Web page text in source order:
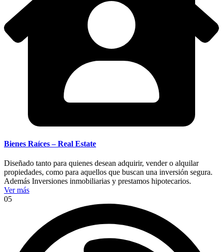
Bienes Raíces – Real Estate
Diseñado tanto para quienes desean adquirir, vender o alquilar
propiedades, como para aquellos que buscan una inversión segura.
Además Inversiones inmobiliarias y prestamos hipotecarios.
Ver más
05